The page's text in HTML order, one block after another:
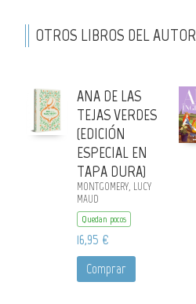
OTROS LIBROS DEL AUTOR
ANA DE LAS
TEJAS VERDES
(EDICIÓN
ESPECIAL EN
TAPA DURA)
MONTGOMERY, LUCY
MAUD
Quedan pocos
16,95 €
Comprar